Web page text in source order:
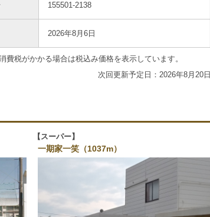
155501-2138
2026年8月6日
費税がかかる場合は税込み価格を表示しています。
2026年8月20日
スーパー
一期家一笑（1037m）